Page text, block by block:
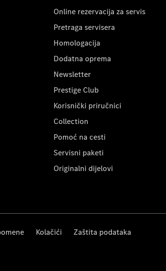
Online rezervacija za servis
Pretraga servisera
Homologacija
Dodatna oprema
Newsletter
Prestige Club
Korisnički priručnici
Collection
Pomoć na cesti
Servisni paketi
Originalni dijelovi
Kolačići Zaštita podataka